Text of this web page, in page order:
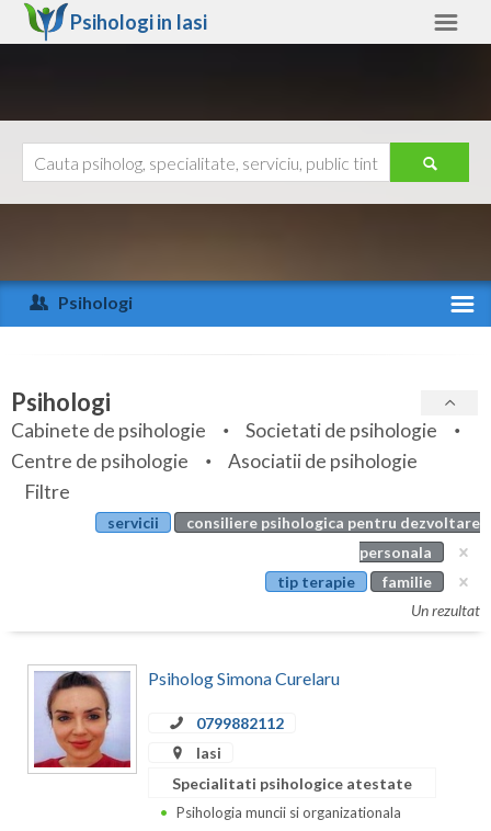
Psihologi in Iasi
Arad
Arges
Bihor
Bistrita-Nasaud
Botosani
Bucuresti
Buzau
Calarasi
Caras-Severin
Ajutor
Psihologi
Specialitati
Servicii
Articole
Evenimente
Psihologi
Cabinete de psihologie
Societati de psihologie
Centre de psihologie
Asociatii de psihologie
Filtre
servicii
consiliere psihologica pentru dezvoltare
personala
tip terapie
familie
Un rezultat
Psiholog Simona Curelaru
0799882112
Iasi
Specialitati psihologice atestate
Psihologia muncii si organizationala